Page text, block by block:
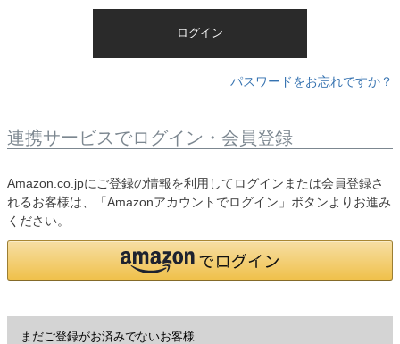
ログイン
パスワードをお忘れですか？
連携サービスでログイン・会員登録
Amazon.co.jpにご登録の情報を利用してログインまたは会員登録さ
れるお客様は、「Amazonアカウントでログイン」ボタンよりお進み
ください。
まだご登録がお済みでないお客様